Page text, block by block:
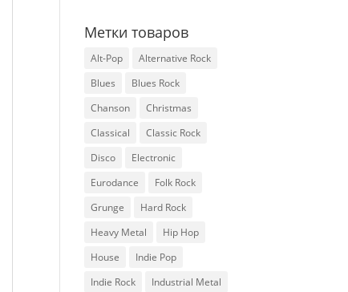
Метки товаров
Alt-Pop
Alternative Rock
Blues
Blues Rock
Chanson
Christmas
Classical
Classic Rock
Disco
Electronic
Eurodance
Folk Rock
Grunge
Hard Rock
Heavy Metal
Hip Hop
House
Indie Pop
Indie Rock
Industrial Metal